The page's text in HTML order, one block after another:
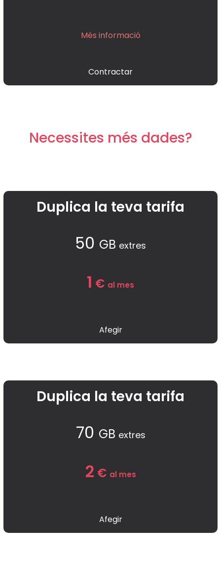
Més informació
Contractar
Necessites més dades?
Duplica la teva tarifa
50 GB extres
1 € al mes
Afegir
Duplica la teva tarifa
70 GB extres
2 € al mes
Afegir